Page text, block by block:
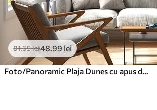
81.65lei48 .99 lei